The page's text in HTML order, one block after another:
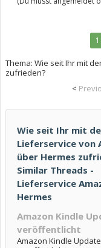
1
Thema: Wie seit Ihr mit
zufrieden?
<
Wie seit Ihr mit
Lieferservice von
über Hermes
Similar Threads -
Lieferservice
Hermes
Amazon Kindle
veröffentlicht
Amazon Kindle